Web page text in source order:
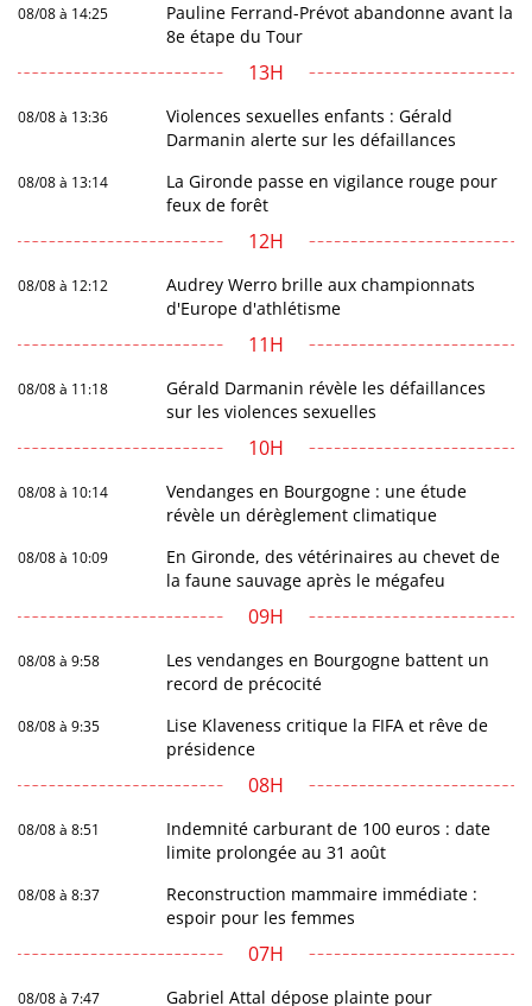
08/08 à 14:25
Pauline Ferrand-Prévot abandonne avant la
8e étape du Tour
13H
08/08 à 13:36
Violences sexuelles enfants : Gérald
Darmanin alerte sur les défaillances
08/08 à 13:14
La Gironde passe en vigilance rouge pour
feux de forêt
12H
08/08 à 12:12
Audrey Werro brille aux championnats
d'Europe d'athlétisme
11H
08/08 à 11:18
Gérald Darmanin révèle les défaillances
sur les violences sexuelles
10H
08/08 à 10:14
Vendanges en Bourgogne : une étude
révèle un dérèglement climatique
08/08 à 10:09
En Gironde, des vétérinaires au chevet de
la faune sauvage après le mégafeu
09H
08/08 à 9:58
Les vendanges en Bourgogne battent un
record de précocité
08/08 à 9:35
Lise Klaveness critique la FIFA et rêve de
présidence
08H
08/08 à 8:51
Indemnité carburant de 100 euros : date
limite prolongée au 31 août
08/08 à 8:37
Reconstruction mammaire immédiate :
espoir pour les femmes
07H
08/08 à 7:47
Gabriel Attal dépose plainte pour